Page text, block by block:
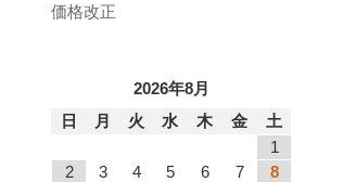
価格改正
2026年8月
日
月 火 水 木 金
土
1
2
3 4 5 6 7
8